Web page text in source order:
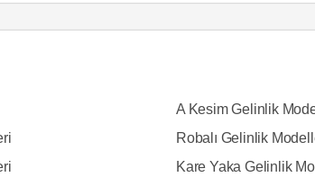
A Kesim Gelinlik
Robalı Gelinlik
Kare Yaka Gelinlik